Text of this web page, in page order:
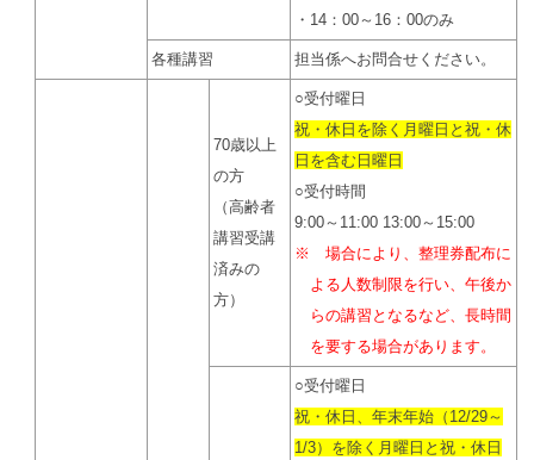
・14：00～16：00のみ
各種講習 担当係へお問合せください。
70歳以上
の方
（高齢者
講習受講
済みの
方）
○受付曜日
祝・休日を除く月曜日と祝・休
日を含む日曜日
○受付時間
9:00～11:00 13:00～15:00
※ 場合により、整理券配布に
よる人数制限を行い、午後か
らの講習となるなど、長時間
を要する場合があります。
○受付曜日
祝・休日、年末年始（12/29～
1/3）を除く月曜日と祝・休日